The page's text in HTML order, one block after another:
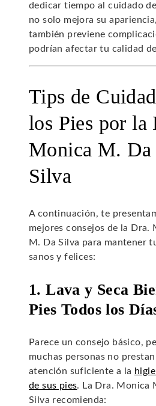
dedicar tiempo al cuidado
no solo mejora su
también previene
podrían afectar tu calidad
Tips de
los Pies por la
Monica M. Da
Silva
A continuación, te
mejores consejos de la Dra.
M. Da Silva para mantener
sanos y felices:
1. Lava y Seca
Pies Todos los
Parece un consejo básico,
muchas personas no prestan
atención suficiente a la
de sus pies. La Dra. Monica
Silva recomienda: